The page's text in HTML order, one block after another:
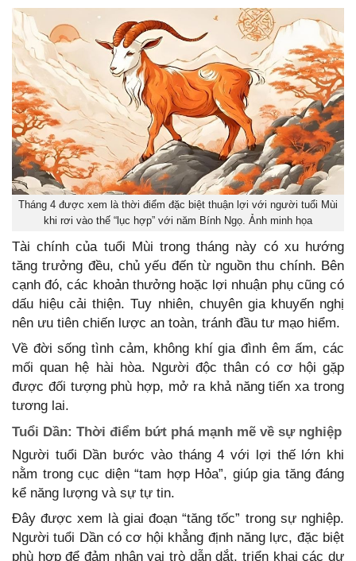
Tháng 4 được xem là thời điểm đặc biệt thuận lợi với người tuổi Mùi
khi rơi vào thế “lục hợp” với năm Bính Ngọ. Ảnh minh họa
Tài chính của tuổi Mùi trong tháng này có xu hướng
tăng trưởng đều, chủ yếu đến từ nguồn thu chính. Bên
cạnh đó, các khoản thưởng hoặc lợi nhuận phụ cũng có
dấu hiệu cải thiện. Tuy nhiên, chuyên gia khuyến nghị
nên ưu tiên chiến lược an toàn, tránh đầu tư mạo hiểm.
Về đời sống tình cảm, không khí gia đình êm ấm, các
mối quan hệ hài hòa. Người độc thân có cơ hội gặp
được đối tượng phù hợp, mở ra khả năng tiến xa trong
tương lai.
Tuổi Dần: Thời điểm bứt phá mạnh mẽ về sự nghiệp
Người tuổi Dần bước vào tháng 4 với lợi thế lớn khi
nằm trong cục diện “tam hợp Hỏa”, giúp gia tăng đáng
kể năng lượng và sự tự tin.
Đây được xem là giai đoạn “tăng tốc” trong sự nghiệp.
Người tuổi Dần có cơ hội khẳng định năng lực, đặc biệt
phù hợp để đảm nhận vai trò dẫn dắt, triển khai các dự